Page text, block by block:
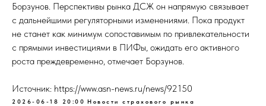
Борзунов. Перспективы рынка ДСЖ он напрямую связывает
с дальнейшими регуляторными изменениями. Пока продукт
не станет как минимум сопоставимым по привлекательности
с прямыми инвестициями в ПИФы, ожидать его активного
роста преждевременно, отмечает Борзунов.
Источник: https://www.asn-news.ru/news/92150
2026-06-18 20:00 Новости страхового рынка